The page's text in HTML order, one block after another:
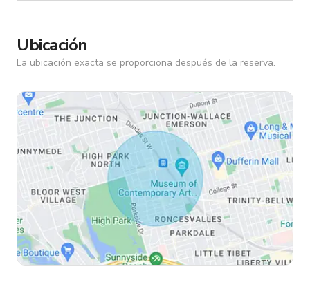
Ubicación
La ubicación exacta se proporciona después de la reserva.